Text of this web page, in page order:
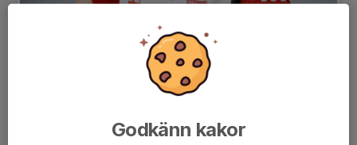
Godkänn kakor